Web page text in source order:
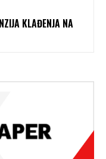
KLAĐENJA NA